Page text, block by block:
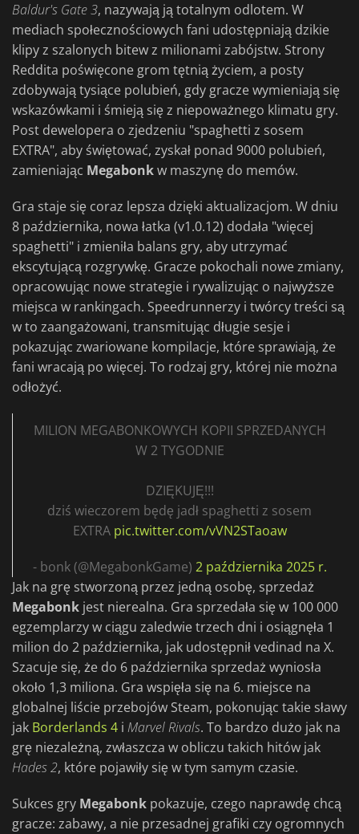
Baldur's Gate 3, nazywają ją totalnym odlotem. W
mediach społecznościowych fani udostępniają dzikie
klipy z szalonych bitew z milionami zabójstw. Strony
Reddita poświęcone grom tętnią życiem, a posty
zdobywają tysiące polubień, gdy gracze wymieniają się
wskazówkami i śmieją się z niepoważnego klimatu gry.
Post dewelopera o zjedzeniu "spaghetti z sosem
EXTRA", aby świętować, zyskał ponad 9000 polubień,
zamieniając Megabonkw maszynę do memów.
Gra staje się coraz lepsza dzięki aktualizacjom. W dniu
8 października, nowa łatka (v1.0.12) dodała "więcej
spaghetti" i zmieniła balans gry, aby utrzymać
ekscytującą rozgrywkę. Gracze pokochali nowe zmiany,
opracowując nowe strategie i rywalizując o najwyższe
miejsca w rankingach. Speedrunnerzy i twórcy treści są
w to zaangażowani, transmitując długie sesje i
pokazując zwariowane kompilacje, które sprawiają, że
fani wracają po więcej. To rodzaj gry, której nie można
odłożyć.
MILION MEGABONKOWYCH KOPII SPRZEDANYCH
W 2 TYGODNIE
DZIĘKUJĘ!!!
dziś wieczorem będę jadł spaghetti z sosem
EXTRA pic.twitter.com/vVN2STaoaw
- bonk (@MegabonkGame) 2 października 2025 r.
Jak na grę stworzoną przez jedną osobę, sprzedaż
Megabonk jest nierealna. Gra sprzedała się w 100 000
egzemplarzy w ciągu zaledwie trzech dni i osiągnęła 1
milion do 2 października, jak udostępnił vedinad na X.
Szacuje się, że do 6 października sprzedaż wyniosła
około 1,3 miliona. Gra wspięła się na 6. miejsce na
globalnej liście przebojów Steam, pokonując takie sławy
jak Borderlands 4 i Marvel Rivals. To bardzo dużo jak na
grę niezależną, zwłaszcza w obliczu takich hitów jak
Hades 2, które pojawiły się w tym samym czasie.
Sukces gry Megabonk pokazuje, czego naprawdę chcą
gracze: zabawy, a nie przesadnej grafiki czy ogromnych